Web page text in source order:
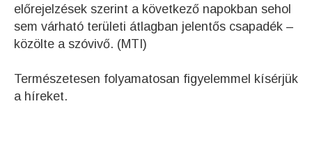
előrejelzések szerint a következő napokban sehol
sem várható területi átlagban jelentős csapadék –
közölte a szóvivő. (MTI)
Természetesen folyamatosan figyelemmel kísérjük
a híreket.